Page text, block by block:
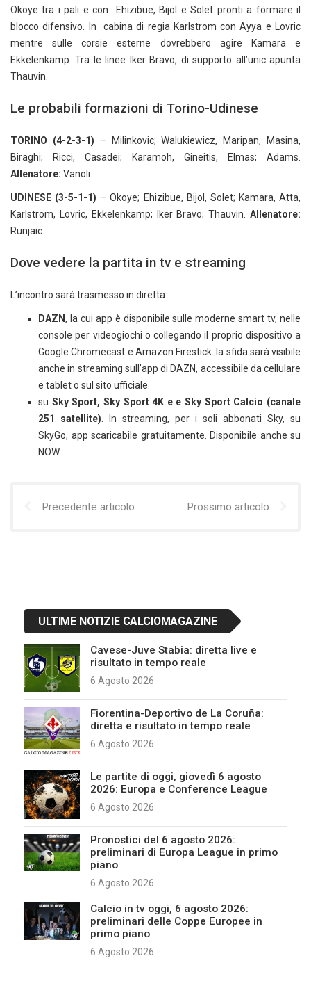
Okoye tra i pali e con Ehizibue, Bijol e Solet pronti a formare il
blocco difensivo. In cabina di regia Karlstrom con Ayya e Lovric
mentre sulle corsie esterne dovrebbero agire Kamara e
Ekkelenkamp. Tra le linee Iker Bravo, di supporto all’unic apunta
Thauvin.
Le probabili formazioni di Torino-Udinese
TORINO (4-2-3-1) – Milinkovic; Walukiewicz, Maripan, Masina,
Biraghi; Ricci, Casadei; Karamoh, Gineitis, Elmas; Adams.
Allenatore: Vanoli.
UDINESE (3-5-1-1) – Okoye; Ehizibue, Bijol, Solet; Kamara, Atta,
Karlstrom, Lovric, Ekkelenkamp; Iker Bravo; Thauvin. Allenatore:
Runjaic.
Dove vedere la partita in tv e streaming
L’incontro sarà trasmesso in diretta:
DAZN, la cui app è disponibile sulle moderne smart tv, nelle
console per videogiochi o collegando il proprio dispositivo a
Google Chromecast e Amazon Firestick. la sfida sarà visibile
anche in streaming sull’app di DAZN, accessibile da cellulare
e tablet o sul sito ufficiale.
su Sky Sport, Sky Sport 4K e e Sky Sport Calcio (canale
251 satellite). In streaming, per i soli abbonati Sky, su
SkyGo, app scaricabile gratuitamente. Disponibile anche su
NOW.
Precedente articolo Prossimo articolo
ULTIME NOTIZIE CALCIOMAGAZINE
Cavese-Juve Stabia: diretta live e
risultato in tempo reale
6 Agosto 2026
Fiorentina-Deportivo de La Coruña:
diretta e risultato in tempo reale
6 Agosto 2026
Le partite di oggi, giovedì 6 agosto
2026: Europa e Conference League
6 Agosto 2026
Pronostici del 6 agosto 2026:
preliminari di Europa League in primo
piano
6 Agosto 2026
Calcio in tv oggi, 6 agosto 2026:
preliminari delle Coppe Europee in
primo piano
6 Agosto 2026